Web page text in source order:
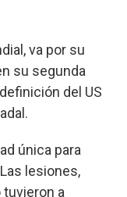
va por su
su segunda
del US
única para
lesiones,
a